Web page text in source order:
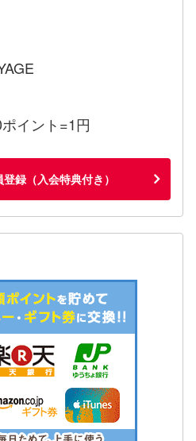
イント=1円
録（入会特典付き）